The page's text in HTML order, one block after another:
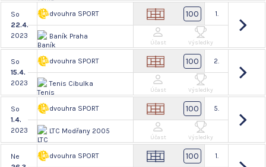
So
22.4.
2023
dvouhra SPORT
Baník Praha
100 1.
Účast Výsledky
So
15.4.
2023
dvouhra SPORT
Tenis Cibulka
100 2.
Účast Výsledky
So
1.4.
2023
dvouhra SPORT
LTC Modřany 2005
100 5.
Účast Výsledky
Ne
dvouhra SPORT 100 1.